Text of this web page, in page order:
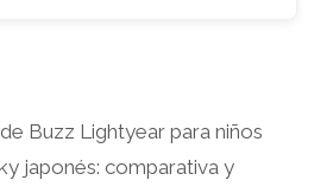
Buzz Lightyear para niños
japonés: comparativa y